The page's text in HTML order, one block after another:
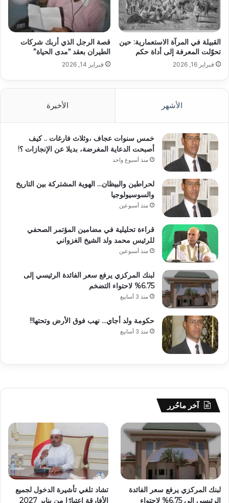
القبيلة في المرآة الاستعمارية: حين
تحوّلت المعرفة إلى أداة حكم
فبراير 16, 2026
قصة الرجل الذي أربك شركات
الطيران بعقد “مدى الحياة”
فبراير 14, 2026
الأشهر الأخيرة
خمس سنوات عجاف ،وثلاث فارغات .. كيف
أصبحت الدعاية المغرضة، بديلا عن الإنجازات ؟!
منذ أسبوع واحد
لحراطين والبيظان… الهوية المشتركة بين التاريخ
والسوسيولوجيا
منذ أسبوعين
قراءة تحليلية في مضامين المؤتمر الصحفي
للرئيس محمد ولد الشيخ الغزواني
منذ أسبوعين
لبنك المركزي يرفع سعر الفائدة الرئيسي إلى
6.75% لاحتواء التضخم
منذ 3 أسابيع
حكومة ولد أجاي… نهب فوق الأرض وتحتها!!
منذ 3 أسابيع
آخر ماحُرر
لبنك المركزي يرفع سعر الفائدة
الرئيسي إلى 6.75% لاحتواء
تشاد تلغي تأشيرة الدخول لجميع
الأفارقة اعتبارًا من يناير 2027